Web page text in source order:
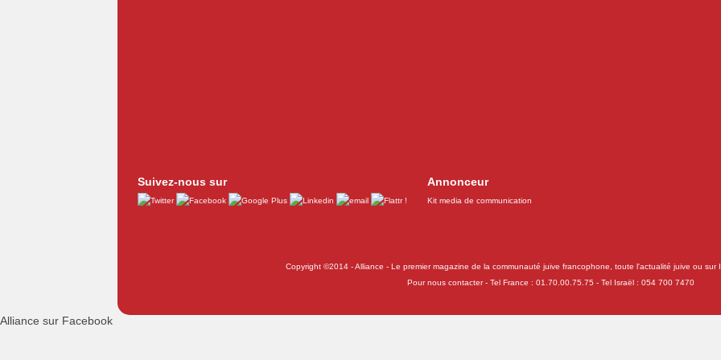
Suivez-nous sur Annonceur
Kit media de communication
Copyright ©2014 - Alliance - Le premier magazine de la communauté juive francophone, toute l'actualité juive ou sur
Pour nous contacter - Tel France : 01.70.00.75.75 - Tel Israël : 054 700 7470
Alliance sur Facebook